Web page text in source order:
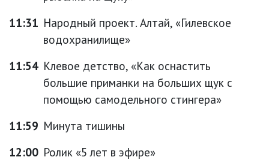
11:31 Народный проект. Алтай, «Гилевское
водохранилище»
11:54 Клевое детство, «Как оснастить
большие приманки на больших щук с
помощью самодельного стингера»
11:59 Минута тишины
12:00 Ролик «5 лет в эфире»